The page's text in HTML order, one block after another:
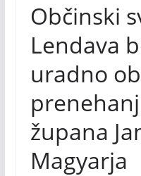
Občinski
Lendava
uradno
župana
Magyarja